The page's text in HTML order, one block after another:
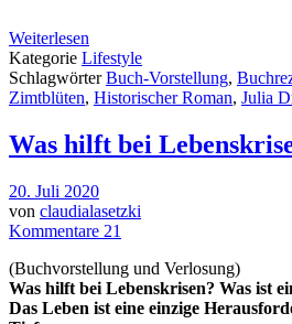
Weiterlesen
Kategorie Lifestyle
SchlagwörterBuch-Vorstellung,
Zimtblüten, Historischer Roman, Julia
Was hilft bei
20. Juli 2020
von claudialasetzki
Kommentare 21
(Buchvorstellung und Verlosung)
Was hilft bei Lebenskrisen? Was ist
Das Leben ist eine einzige